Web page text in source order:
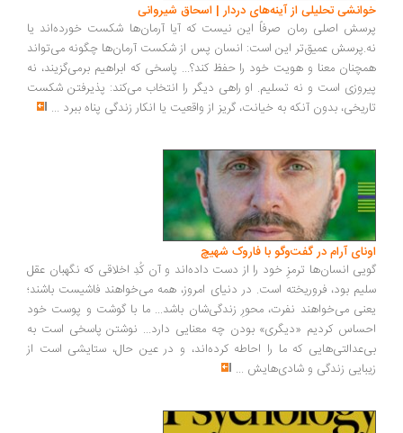
تحلیلی از آینه‌های دردار | اسحاق شیروانی
اصلی رمان صرفاً این نیست که آیا آرمان‌ها شکست خورده‌اند یا
عمیق‌تر این است: انسان پس از شکست آرمان‌ها چگونه می‌تواند
معنا و هویت خود را حفظ کند؟... پاسخی که ابراهیم برمی‌گزیند، نه
است و نه تسلیم. او راهی دیگر را انتخاب می‌کند: پذیرفتن شکست
بدون آنکه به خیانت، گریز از واقعیت یا انکار زندگی پناه ببرد...
آرام در گفت‌وگو با فاروک شهیچ‭
انسان‌ها ترمزِ خود را از دست داده‌اند و آن کُدِ اخلاقی که نگهبان عقل
بود، فروریخته است. در دنیای امروز، همه می‌خواهند فاشیست باشند؛
می‌خواهند نفرت، محورِ زندگی‌شان باشد... ما با گوشت و پوست خود
کردیم «دیگری» بودن چه معنایی دارد... نوشتن پاسخی است به
که ما را احاطه کرده‌اند، و در عین حال، ستایشی است از
زندگی و شادی‌هایش...